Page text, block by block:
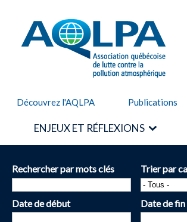
AQLPA
Découvrez l'AQLPA Publications
ENJEUX ET RÉFLEXIONS
Rechercher par mots clés Trier par
Date de début
Date de fin